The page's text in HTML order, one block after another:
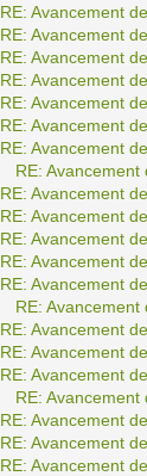
RE: Avancement
RE: Avancement
RE: Avancement
RE: Avancement
RE: Avancement
RE: Avancement
RE: Avancement
RE: Avancement
RE: Avancement
RE: Avancement
RE: Avancement
RE: Avancement
RE: Avancement
RE: Avancement
RE: Avancement
RE: Avancement
RE: Avancement
RE: Avancement
RE: Avancement
RE: Avancement
RE: Avancement